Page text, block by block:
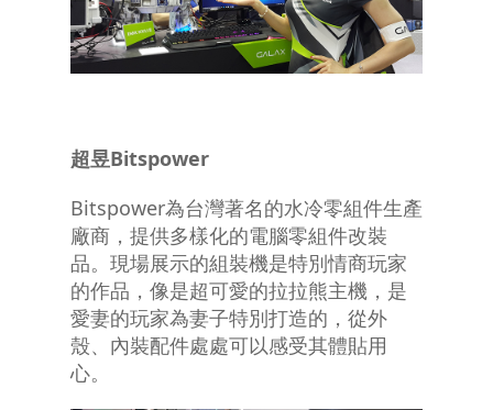
超昱Bitspower
Bitspower為台灣著名的水冷零組件生產
廠商，提供多樣化的電腦零組件改裝
品。現場展示的組裝機是特別情商玩家
的作品，像是超可愛的拉拉熊主機，是
愛妻的玩家為妻子特別打造的，從外
殼、內裝配件處處可以感受其體貼用
心。